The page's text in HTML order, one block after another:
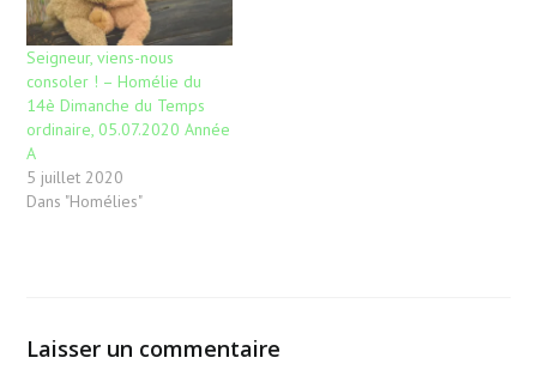
Seigneur, viens-nous
consoler ! – Homélie du
14è Dimanche du Temps
ordinaire, 05.07.2020 Année
A
5 juillet 2020
Dans "Homélies"
Laisser un commentaire